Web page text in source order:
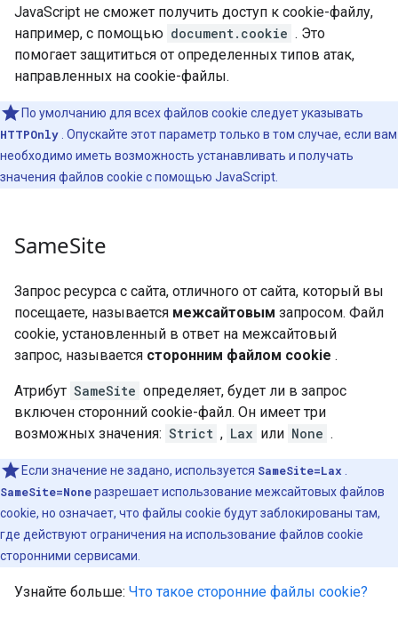
JavaScript не сможет получить доступ к cookie-файлу,
например, с помощью document.cookie . Это
помогает защититься от определенных типов атак,
направленных на cookie-файлы.
По умолчанию для всех файлов cookie следует указывать
HTTPOnly . Опускайте этот параметр только в том случае, если вам
необходимо иметь возможность устанавливать и получать
значения файлов cookie с помощью JavaScript.
SameSite
Запрос ресурса с сайта, отличного от сайта, который вы
посещаете, называется межсайтовым запросом. Файл
cookie, установленный в ответ на межсайтовый
запрос, называется сторонним файлом cookie .
Атрибут SameSite определяет, будет ли в запрос
включен сторонний cookie-файл. Он имеет три
возможных значения: Strict , Lax или None .
Если значение не задано, используется SameSite=Lax
SameSite=Noneразрешает использование межсайтовых файлов
cookie, но означает, что файлы cookie будут заблокированы там,
где действуют ограничения на использование файлов cookie
сторонними сервисами.
Узнайте больше: Что такое сторонние файлы cookie?